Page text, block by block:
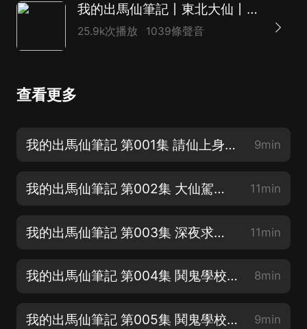
我的出馬仙筆記丨東北大仙丨民間恐怖懸疑丨紫襟劇社制作|多人有聲劇
25.9k次播放 1039條聲音
查看更多
我的出馬仙筆記 第001集 請仙上身【東北大仙~全書】 9min
我的出馬仙筆記 第002集 大仙駕臨【專輯滿星好評~抽年會員】 11min
我的出馬仙筆記 第003集 深夜求救【專輯滿星好評~抽年會員】 11min
我的出馬仙筆記 第004集 鬨鬼學校1【專輯滿星好評~抽年會員】 8min
我的出馬仙筆記 第005集 鬨鬼學校2【專輯滿星好評~抽年會員】 9min